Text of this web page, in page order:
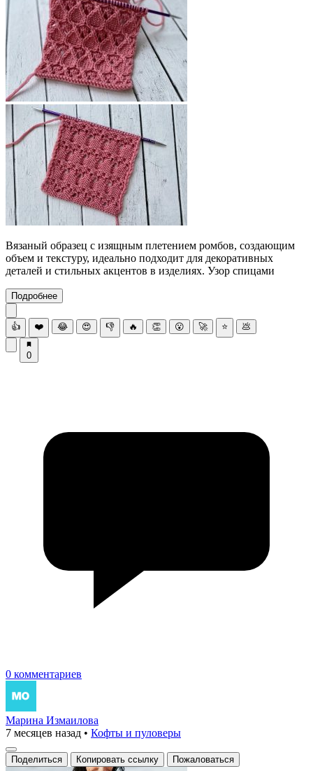
Вязаный образец с изящным плетением ромбов, создающим
объем и текстуру, идеально подходит для декоративных
деталей и стильных акцентов в изделиях. Узор спицами
Подробнее
👍 ❤️ 😂 😍 👎 🔥 👏 😮 🚀 ⭐ 💩
0
0 комментариев
Марина Измаилова
7 месяцев назад • Кофты и пуловеры
Поделиться Копировать ссылку Пожаловаться